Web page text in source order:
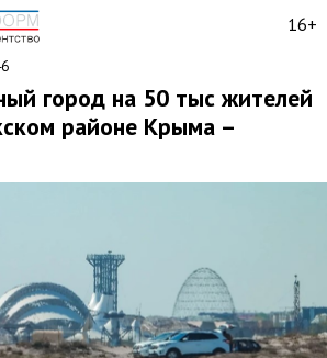
16+
город на 50 тыс жителей
районе Крыма –